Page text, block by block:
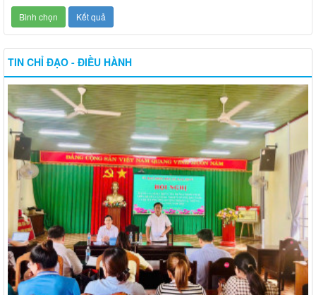
TIN CHỈ ĐẠO - ĐIỀU HÀNH